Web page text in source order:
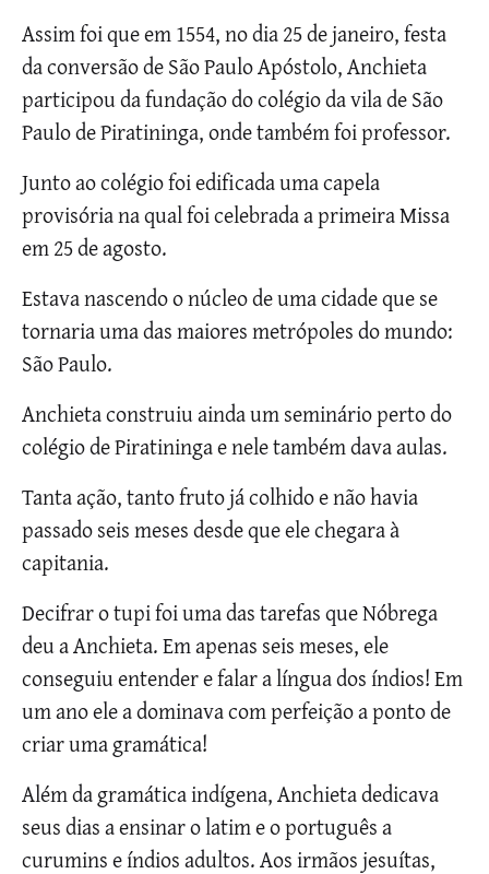
Assim foi que em 1554, no dia 25 de janeiro, festa
da conversão de São Paulo Apóstolo, Anchieta
participou da fundação do colégio da vila de São
Paulo de Piratininga, onde também foi professor.
Junto ao colégio foi edificada uma capela
provisória na qual foi celebrada a primeira Missa
em 25 de agosto.
Estava nascendo o núcleo de uma cidade que se
tornaria uma das maiores metrópoles do mundo:
São Paulo.
Anchieta construiu ainda um seminário perto do
colégio de Piratininga e nele também dava aulas.
Tanta ação, tanto fruto já colhido e não havia
passado seis meses desde que ele chegara à
capitania.
Decifrar o tupi foi uma das tarefas que Nóbrega
deu a Anchieta. Em apenas seis meses, ele
conseguiu entender e falar a língua dos índios! Em
um ano ele a dominava com perfeição a ponto de
criar uma gramática!
Além da gramática indígena, Anchieta dedicava
seus dias a ensinar o latim e o português a
curumins e índios adultos. Aos irmãos jesuítas,